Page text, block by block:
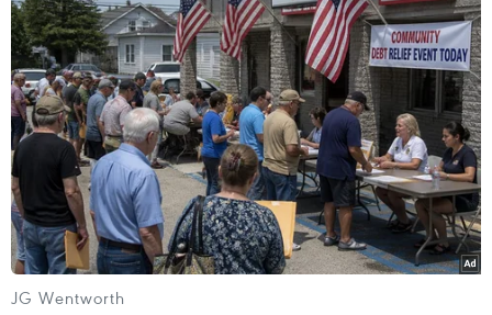
Nắng nóng ở Bắc Bộ có khả năng kéo dài tới
khoảng ngày 31/5 trong khi nắng nóng ở khu vực
từ Thanh Hóa-Phú Yên có khả năng kéo dài đến
những ngày đầu tháng 6.
JG Wentworth